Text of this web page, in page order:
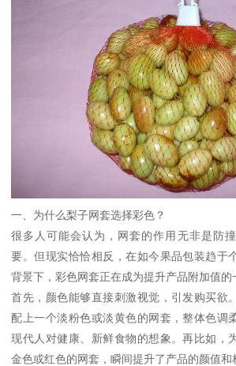
一、为什么梨子网套选择彩色？
很多人可能会认为，网套的作用无非是防
要。但现实恰恰相反，在如今果品包装趋于
背景下，彩色网套正在成为提升产品附加值的
首先，颜色能够直接刺激视觉，引发购买欲
配上一个淡粉色或淡黄色的网套，整体色调
现代人对健康、新鲜食物的想象。再比如，
金色或红色的网套，瞬间提升了产品的颜值和